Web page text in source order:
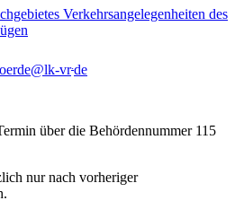
Verkehrsangelegenheiten des
@lk-vr.de
über die Behördennummer 115
nur nach vorheriger